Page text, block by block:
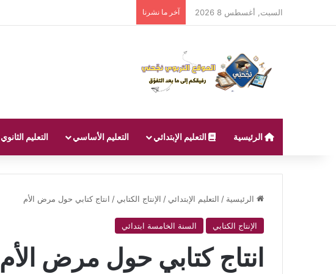
السبت, أغسطس 8 2026 آخر ما نشرنا
الرئيسية التعليم الإبتدائي التعليم الأساسي التعليم الثانوي
الرئيسية / التعليم الإبتدائي / الإنتاج الكتابي / انتاج كتابي حول مرض الأم
الإنتاج الكتابي السنة الخامسة ابتدائي
انتاج كتابي حول مرض الأم